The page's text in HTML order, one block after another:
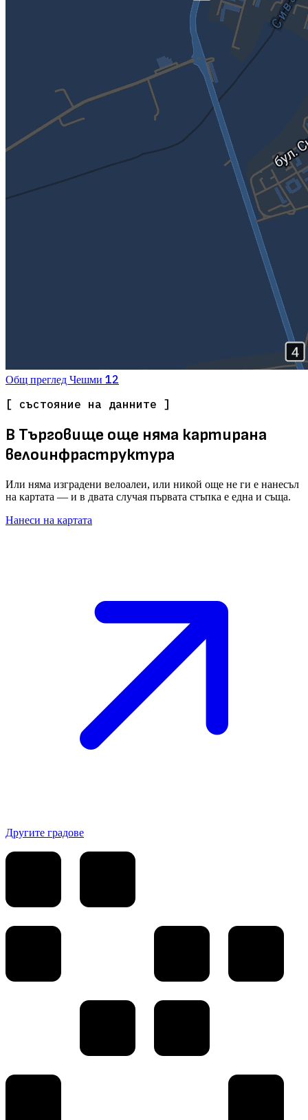
Общ преглед Чешми 12
[ състояние на данните ]
В Търговище още няма картирана
велоинфраструктура
Или няма изградени велоалеи, или никой още не ги е нанесъл
на картата — и в двата случая първата стъпка е една и съща.
Нанеси на картата
Другите градове